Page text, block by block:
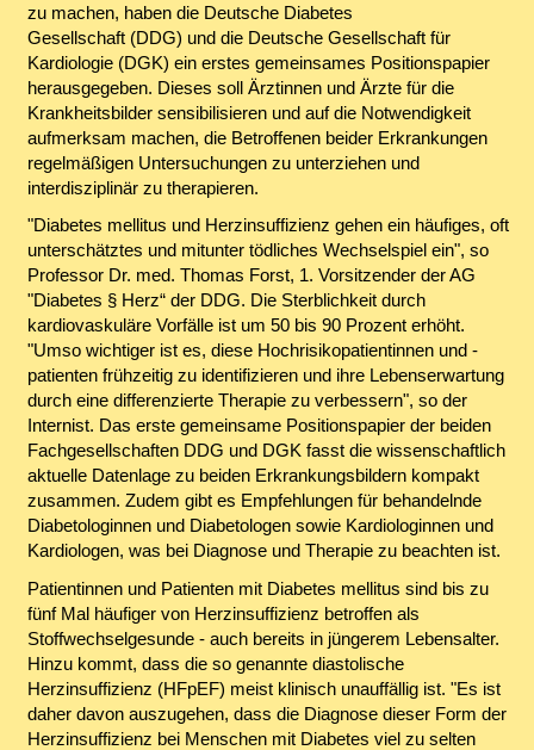
zu machen, haben die Deutsche Diabetes
Gesellschaft (DDG) und die Deutsche Gesellschaft für
Kardiologie (DGK) ein erstes gemeinsames Positionspapier
herausgegeben. Dieses soll Ärztinnen und Ärzte für die
Krankheitsbilder sensibilisieren und auf die Notwendigkeit
aufmerksam machen, die Betroffenen beider Erkrankungen
regelmäßigen Untersuchungen zu unterziehen und
interdisziplinär zu therapieren.
"Diabetes mellitus und Herzinsuffizienz gehen ein häufiges, oft
unterschätztes und mitunter tödliches Wechselspiel ein", so
Professor Dr. med. Thomas Forst, 1. Vorsitzender der AG
"Diabetes § Herz“ der DDG. Die Sterblichkeit durch
kardiovaskuläre Vorfälle ist um 50 bis 90 Prozent erhöht.
"Umso wichtiger ist es, diese Hochrisikopatientinnen und -
patienten frühzeitig zu identifizieren und ihre Lebenserwartung
durch eine differenzierte Therapie zu verbessern", so der
Internist. Das erste gemeinsame Positionspapier der beiden
Fachgesellschaften DDG und DGK fasst die wissenschaftlich
aktuelle Datenlage zu beiden Erkrankungsbildern kompakt
zusammen. Zudem gibt es Empfehlungen für behandelnde
Diabetologinnen und Diabetologen sowie Kardiologinnen und
Kardiologen, was bei Diagnose und Therapie zu beachten ist.
Patientinnen und Patienten mit Diabetes mellitus sind bis zu
fünf Mal häufiger von Herzinsuffizienz betroffen als
Stoffwechselgesunde - auch bereits in jüngerem Lebensalter.
Hinzu kommt, dass die so genannte diastolische
Herzinsuffizienz (HFpEF) meist klinisch unauffällig ist. "Es ist
daher davon auszugehen, dass die Diagnose dieser Form der
Herzinsuffizienz bei Menschen mit Diabetes viel zu selten